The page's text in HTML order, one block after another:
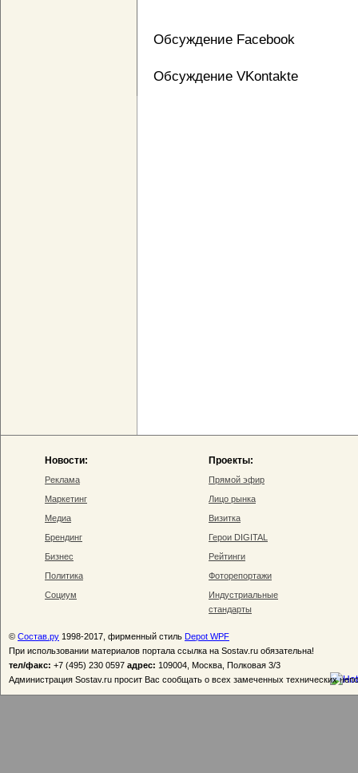
Обсуждение Facebook
Обсуждение VKontakte
Новости:
Реклама
Маркетинг
Медиа
Брендинг
Бизнес
Политика
Социум
Проекты:
Прямой эфир
Лицо рынка
Визитка
Герои DIGITAL
Рейтинги
Фоторепортажи
Индустриальные
стандарты
© Состав.ру 1998-2017, фирменный стиль Depot WPF
При использовании материалов портала ссылка на Sostav.ru обязательна!
тел/факс: +7 (495) 230 0597 адрес: 109004, Москва, Полковая 3/3
Администрация Sostav.ru просит Вас сообщать о всех замеченных технических